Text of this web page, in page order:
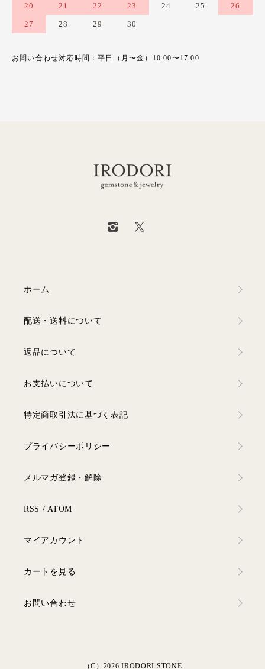
20 21 22 23 24 25 26
27 28 29 30
お問い合わせ対応時間：平日（月〜金）10:00〜17:00
ホーム
配送・送料について
返品について
お支払いについて
特定商取引法に基づく表記
プライバシーポリシー
メルマガ登録・解除
RSS / ATOM
マイアカウント
カートを見る
お問い合わせ
（C）2026 IRODORI STONE